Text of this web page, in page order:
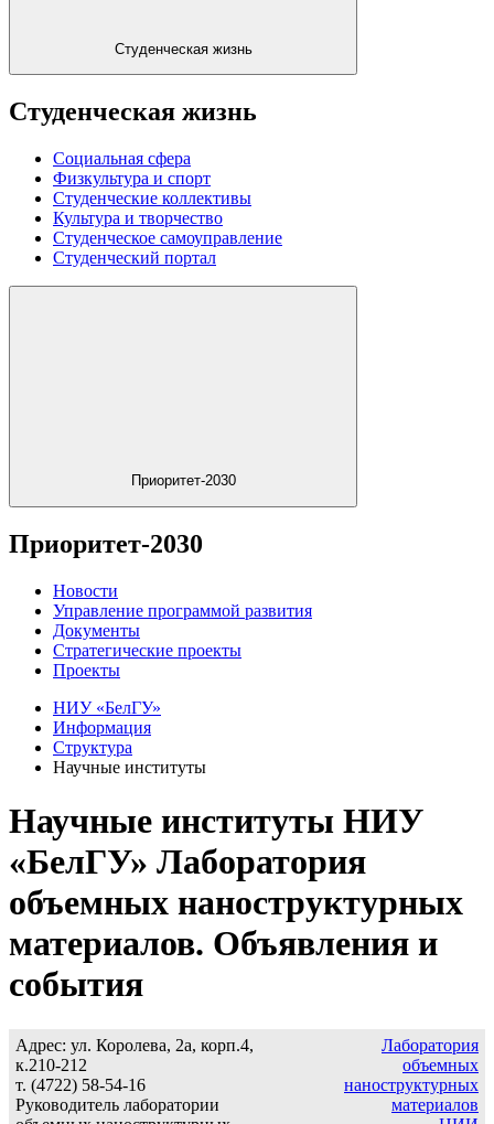
Студенческая жизнь
Студенческая жизнь
Социальная сфера
Физкультура и спорт
Студенческие коллективы
Культура и творчество
Студенческое самоуправление
Студенческий портал
Приоритет-2030
Приоритет-2030
Новости
Управление программой развития
Документы
Стратегические проекты
Проекты
НИУ «БелГУ»
Информация
Структура
Научные институты
Научные институты НИУ
«БелГУ» Лаборатория
объемных наноструктурных
материалов. Объявления и
события
Адрес: ул. Королева, 2а, корп.4,
к.210-212
т. (4722) 58-54-16
Руководитель лаборатории
Лаборатория
объемных
наноструктурных
материалов